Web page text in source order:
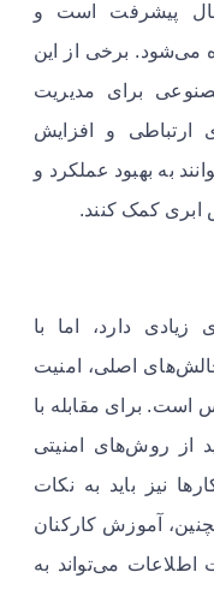
پیشرفت است و
برخی از این
برای مدیریت
ارتباطی و افزایش
به بهبود عملکرد و
کمک کنند.
دارد، اما با
اصلی، امنیت
برای مقابله با
از روش‌های امنیتی
نیز باید به نکات
آموزش کارکنان
می‌تواند به